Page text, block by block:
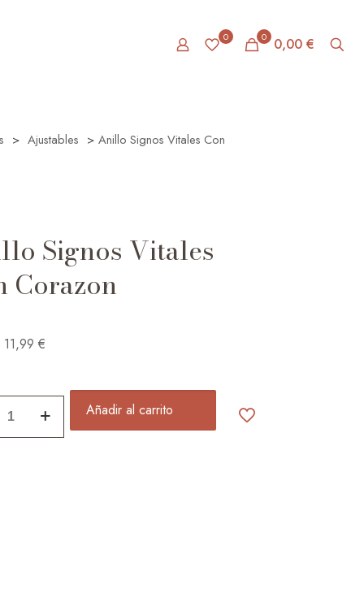
0 0 0,00 €
> Ajustables > Anillo Signos Vitales Con
Signos Vitales
Corazon
11,99 €
Añadir al carrito